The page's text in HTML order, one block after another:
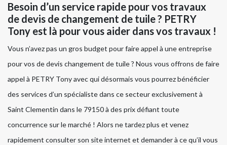
Besoin d’un service rapide pour vos travaux
de devis de changement de tuile ? PETRY
Tony est là pour vous aider dans vos travaux !
Vous n’avez pas un gros budget pour faire appel à une entreprise
pour vos de devis changement de tuile ? Nous vous offrons de faire
appel à PETRY Tony avec qui désormais vous pourrez bénéficier
des services d’un spécialiste dans ce secteur exclusivement à
Saint Clementin dans le 79150 à des prix défiant toute
concurrence sur le marché ! Alors ne tardez plus et venez
rapidement consulter son site internet et demander à ce qu’il vous